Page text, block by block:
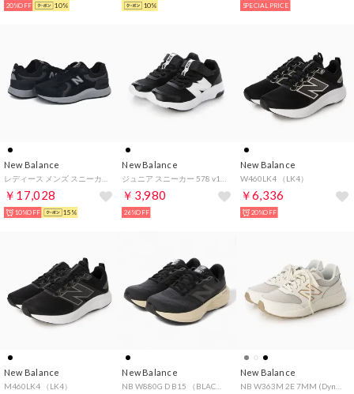
20%OFF 10% 10% SPECIAL PRICE
New Balance
￥17,028
10%OFF 15%
New Balance
￥3,980
26%OFF
New Balance
W460LK4 （LK4）
￥6,336
20%OFF
New Balance
M460LK4 （LK4）
New Balance New Balance